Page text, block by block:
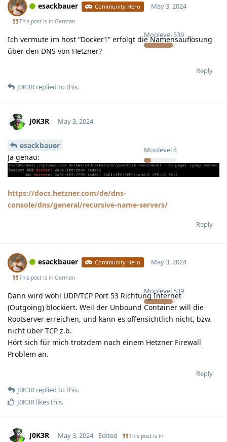
esackbauer Community Hero
Moolevel 539
May 3, 2024
This post is in German
Ich vermute im host “Docker1” erfolgt die Namensauflösung
über den DNS von Hetzner?
Reply
J0K3R replied to this.
J0K3R
Moolevel4
May 3, 2024
esackbauer
Ja genau:
https://docs.hetzner.com/de/dns-
console/dns/general/recursive-name-servers/
Reply
esackbauer Community Hero
Moolevel 539
May 3, 2024
This post is in German
Dann wird wohl UDP/TCP Port 53 Richtung Internet
(Outgoing) blockiert. Weil der Unbound Container will die
Rootserver erreichen, und kann es offensichtlich nicht, bzw.
nicht über TCP z.b.
Hört sich für mich trotzdem nach einem Hetzner Firewall
Problem an.
Reply
J0K3R replied to this.
J0K3R likes this.
J0K3R May 3, 2024 Edited This post is in